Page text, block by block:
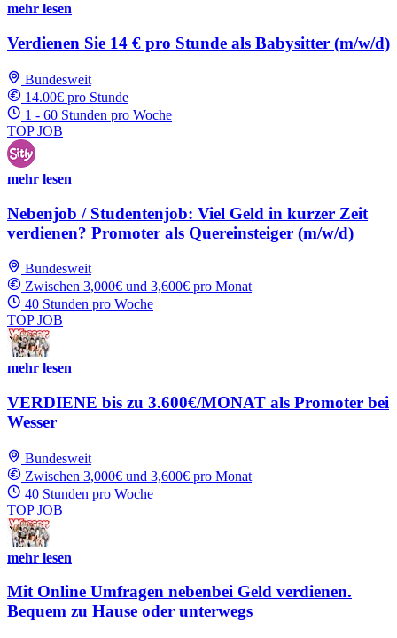
mehr lesen
Verdienen Sie 14 € pro Stunde als Babysitter (m/w/d)
Bundesweit
14.00€ pro Stunde
1 - 60 Stunden pro Woche
TOP JOB
mehr lesen
Nebenjob / Studentenjob: Viel Geld in kurzer Zeit
verdienen? Promoter als Quereinsteiger (m/w/d)
Bundesweit
Zwischen 3,000€ und 3,600€ pro Monat
40 Stunden pro Woche
TOP JOB
mehr lesen
VERDIENE bis zu 3.600€/MONAT als Promoter bei
Wesser
Bundesweit
Zwischen 3,000€ und 3,600€ pro Monat
40 Stunden pro Woche
TOP JOB
mehr lesen
Mit Online Umfragen nebenbei Geld verdienen.
Bequem zu Hause oder unterwegs